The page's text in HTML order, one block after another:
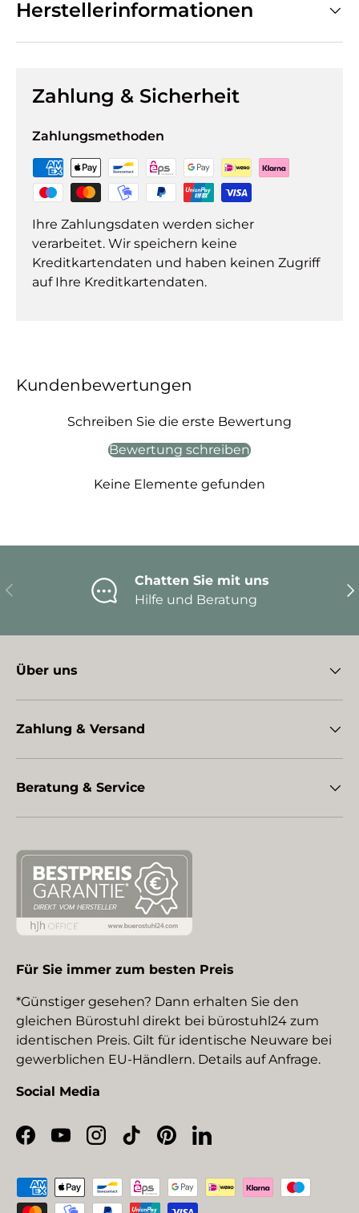
Herstellerinformationen
Zahlung & Sicherheit
Zahlungsmethoden
Ihre Zahlungsdaten werden sicher
verarbeitet. Wir speichern keine
Kreditkartendaten und haben keinen Zugriff
auf Ihre Kreditkartendaten.
Kundenbewertungen
Schreiben Sie die erste Bewertung
Bewertung schreiben
Keine Elemente gefunden
Vorherige
Chatten Sie mit uns
Hilfe und Beratung
Über uns
Zahlung & Versand
Beratung & Service
Für Sie immer zum besten Preis
*Günstiger gesehen? Dann erhalten Sie den
gleichen Bürostuhl direkt bei bürostuhl24 zum
identischen Preis. Gilt für identische Neuware bei
gewerblichen EU-Händlern. Details auf Anfrage.
Social Media
Facebook
YouTubeInstagram
TikTokPinterestLinkedIn
Zahlungsmethoden